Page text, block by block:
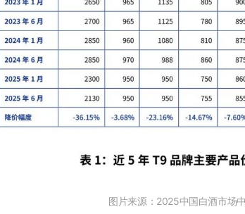
图片来源：2025中国白酒市场